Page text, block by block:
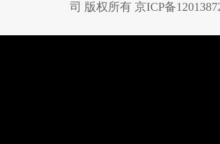
司 版权所有 京ICP备